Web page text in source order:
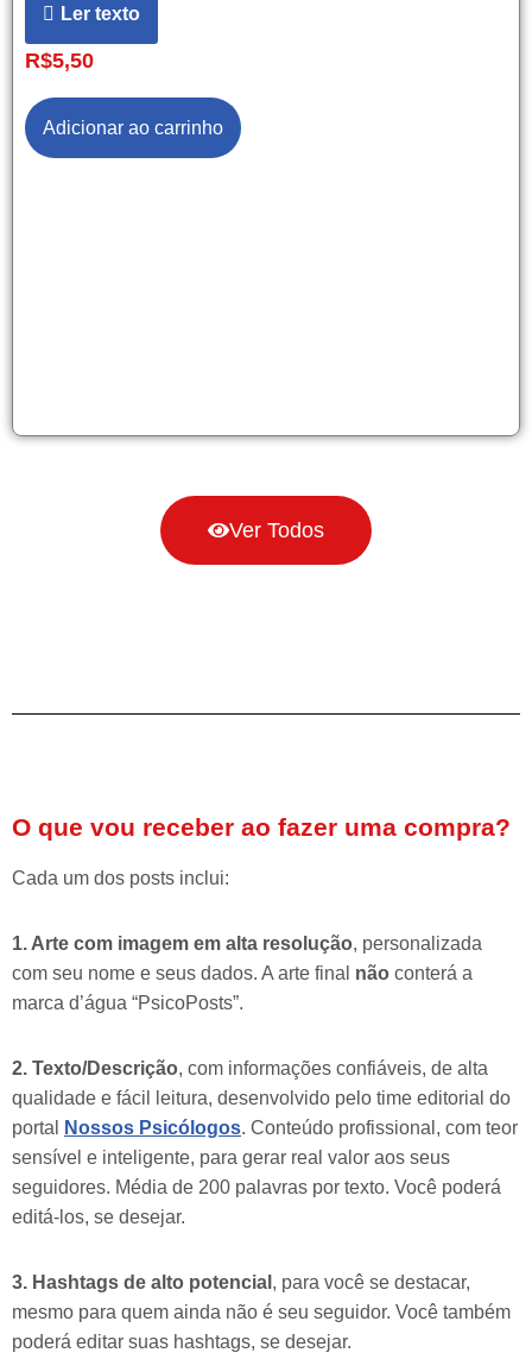
Ler texto
R$5,50
Adicionar ao carrinho
Ver Todos
O que vou receber ao fazer uma compra?
Cada um dos posts inclui:
1. Arte com imagem em alta resolução, personalizada
com seu nome e seus dados. A arte final não conterá a
marca d’água “PsicoPosts”.
2. Texto/Descrição, com informações confiáveis, de alta
qualidade e fácil leitura, desenvolvido pelo time editorial do
portal
Nossos Psicólogos. Conteúdo profissional, com teor
sensível e inteligente, para gerar real valor aos seus
seguidores. Média de 200 palavras por texto. Você poderá
editá-los, se desejar.
3. Hashtags de alto potencial , para você se destacar,
mesmo para quem ainda não é seu seguidor. Você também
poderá editar suas hashtags, se desejar.